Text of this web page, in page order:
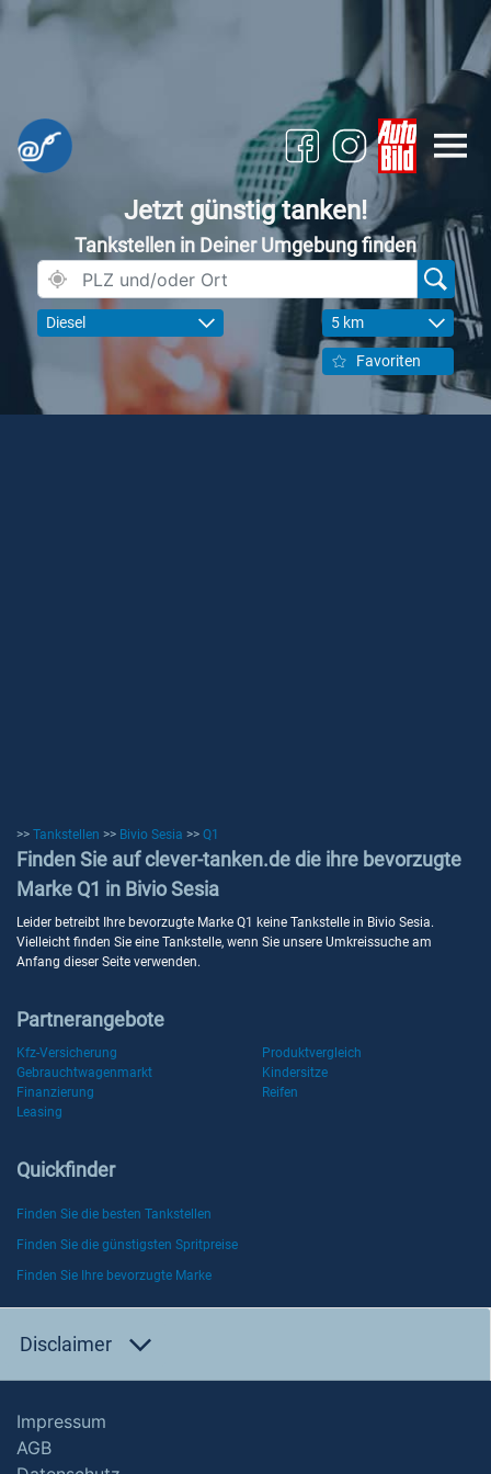
Jetzt günstig tanken!
Tankstellen in Deiner Umgebung finden
Diesel 5 km
Favoriten
>> Tankstellen >> Bivio Sesia >> Q1
Finden Sie auf clever-tanken.de die ihre bevorzugte
Marke Q1 in Bivio Sesia
Leider betreibt Ihre bevorzugte Marke Q1 keine Tankstelle in Bivio Sesia.
Vielleicht finden Sie eine Tankstelle, wenn Sie unsere Umkreissuche am
Anfang dieser Seite verwenden.
Partnerangebote
Kfz-Versicherung
Produktvergleich
Gebrauchtwagenmarkt
Kindersitze
Finanzierung
Reifen
Leasing
Quickfinder
Finden Sie die besten Tankstellen
Finden Sie die günstigsten Spritpreise
Finden Sie Ihre bevorzugte Marke
Disclaimer
Impressum
AGB